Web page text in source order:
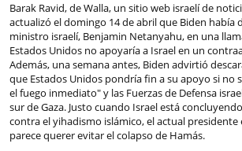
Barak Ravid, de Walla, un sitio web israelí de
actualizó el domingo 14 de abril que Biden había
ministro israelí, Benjamin Netanyahu, en una
Estados Unidos no apoyaría a Israel en un
Además, una semana antes, Biden advirtió
que Estados Unidos pondría fin a su apoyo si no
el fuego inmediato" y las Fuerzas de Defensa
sur de Gaza. Justo cuando Israel está
contra el yihadismo islámico, el actual
parece querer evitar el colapso de Hamás.